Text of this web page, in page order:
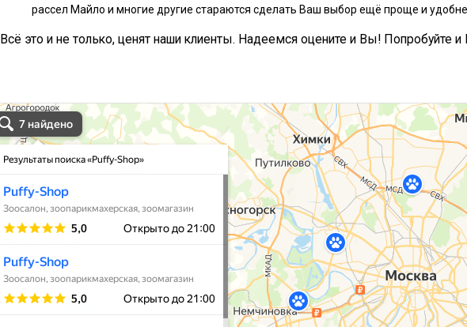
рассел Майло и многие другие стараются сделать Ваш выбор ещё проще и
Всё это и не только, ценят наши клиенты. Надеемся оцените и Вы! Попробуйте